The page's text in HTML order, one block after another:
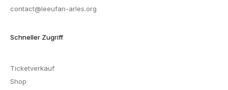
contact@leeufan-arles.org
Schneller Zugriff
Ticketverkauf
Shop